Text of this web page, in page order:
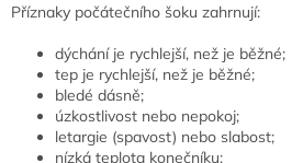
Příznaky počátečního šoku zahrnují:
dýchání je rychlejší, než je běžné;
tep je rychlejší, než je běžné;
bledé dásně;
úzkostlivost nebo nepokoj;
letargie (spavost) nebo slabost;
nízká teplota konečníku;